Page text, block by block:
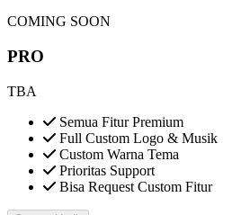
COMING SOON
PRO
TBA
Semua Fitur Premium
Full Custom Logo & Musik
Custom Warna Tema
Prioritas Support
Bisa Request Custom Fitur